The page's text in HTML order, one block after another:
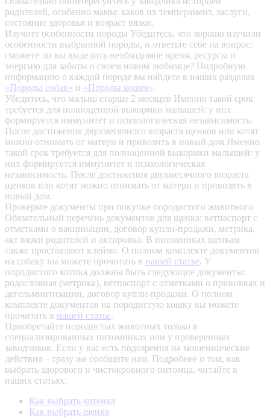
родителей, особенно мамы: каков их темперамент, заслуги,
состояние здоровья и возраст вязки.
Изучите особенности породы Убедитесь, что хорошо изучили
особенности выбранной породы, и ответьте себе на вопрос:
сможете ли вы выделить необходимое время, ресурсы и
энергию для заботы о своем новом любимце? Подробную
информацию о каждой породе вы найдете в наших разделах
«Породы собак» и «Породы кошек».
Убедитесь, что малыш старше 2 месяцев Именно такой срок
требуется для полноценной выкормки малышей: у них
формируется иммунитет и психологическая независимость.
После достижения двухмесячного возраста щенков или котят
можно отнимать от матери и привозить в новый дом.Именно
такой срок требуется для полноценной выкормки малышей: у
них формируется иммунитет и психологическая
независимость. После достижения двухмесячного возраста
щенков или котят можно отнимать от матери и привозить в
новый дом.
Проверьте документы при покупке породистого животного
Обязательный перечень документов для щенка: ветпаспорт с
отметками о вакцинации, договор купли-продажи, метрика,
акт вязки родителей и актировка. В питомниках щенкам
также проставляют клеймо. О полном комплекте документов
на собаку вы можете прочитать в нашей статье. У
породистого котика должны быть следующие документы:
родословная (метрика), ветпаспорт с отметками о прививках и
дегельминтизации, договор купли-продажи. О полном
комплекте документов на породистую кошку вы можете
прочитать в нашей статье.
Приобретайте породистых животных только в
специализированных питомниках или у проверенных
заводчиков. Если у вас есть подозрения на мошеннические
действия – сразу же сообщите нам. Подробнее о том, как
выбрать здорового и чистокровного питомца, читайте в
наших статьях:
Как выбрать котенка
Как выбрать щенка